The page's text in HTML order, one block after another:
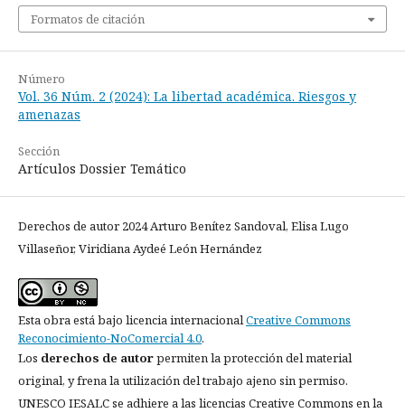
Formatos de citación
Número
Vol. 36 Núm. 2 (2024): La libertad académica. Riesgos y
amenazas
Sección
Artículos Dossier Temático
Derechos de autor 2024 Arturo Benítez Sandoval, Elisa Lugo
Villaseñor, Viridiana Aydeé León Hernández
Esta obra está bajo licencia internacionalCreative Commons
Reconocimiento-NoComercial 4.0.
Los derechos de autorpermiten la protección del material
original, y frena la utilización del trabajo ajeno sin permiso.
UNESCO IESALC se adhiere a las licencias Creative Commons en la